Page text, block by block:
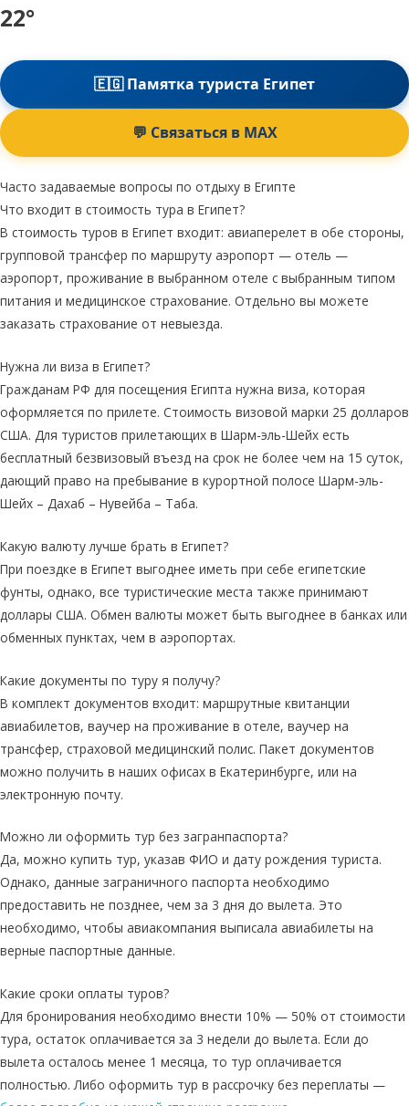
22°
🇪🇬 Памятка туриста Египет
💬 Связаться в MAX
Часто задаваемые вопросы по отдыху в Египте
Что входит в стоимость тура в Египет?
В стоимость туров в Египет входит: авиаперелет в обе стороны,
групповой трансфер по маршруту аэропорт — отель —
аэропорт, проживание в выбранном отеле с выбранным типом
питания и медицинское страхование. Отдельно вы можете
заказать страхование от невыезда.
Нужна ли виза в Египет?
Гражданам РФ для посещения Египта нужна виза, которая
оформляется по прилете. Стоимость визовой марки 25 долларов
США. Для туристов прилетающих в Шарм-эль-Шейх есть
бесплатный безвизовый въезд на срок не более чем на 15 суток,
дающий право на пребывание в курортной полосе Шарм-эль-
Шейх – Дахаб – Нувейба – Таба.
Какую валюту лучше брать в Египет?
При поездке в Египет выгоднее иметь при себе египетские
фунты, однако, все туристические места также принимают
доллары США. Обмен валюты может быть выгоднее в банках или
обменных пунктах, чем в аэропортах.
Какие документы по туру я получу?
В комплект документов входит: маршрутные квитанции
авиабилетов, ваучер на проживание в отеле, ваучер на
трансфер, страховой медицинский полис. Пакет документов
можно получить в наших офисах в Екатеринбурге, или на
электронную почту.
Можно ли оформить тур без загранпаспорта?
Да, можно купить тур, указав ФИО и дату рождения туриста.
Однако, данные заграничного паспорта необходимо
предоставить не позднее, чем за 3 дня до вылета. Это
необходимо, чтобы авиакомпания выписала авиабилеты на
верные паспортные данные.
Какие сроки оплаты туров?
Для бронирования необходимо внести 10% — 50% от стоимости
тура, остаток оплачивается за 3 недели до вылета. Если до
вылета осталось менее 1 месяца, то тур оплачивается
полностью. Либо оформить тур в рассрочку без переплаты —